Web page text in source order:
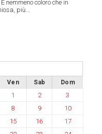
nemmeno coloro che in
più...
Ven Sab Dom
1 2
3
8 9
10
15 16
17